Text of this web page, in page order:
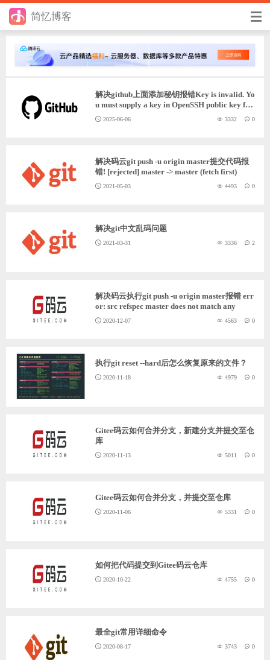
简忆博客
首页
前端
其它
优秀个人博客
省钱帮
解决github上面添加秘钥报错Key is invalid. Yo
u must supply a key in OpenSSH public key for
mat2025-06-06 3332 0
解决码云git push -u origin master提交代码报
错! [rejected] master -> master (fetch first)
2021-05-03 4493 0
解决git中文乱码问题
2021-03-31 3336 2
解决码云执行git push -u origin master报错 err
or: src refspec master does not match any
2020-12-07 4563 0
执行git reset --hard后怎么恢复原来的文件？
2020-11-18 4979 0
Gitee码云如何合并分支，新建分支并提交至仓
库
2020-11-13 5011 0
Gitee码云如何合并分支，并提交至仓库
2020-11-06 5331 0
如何把代码提交到Gitee码云仓库
2020-10-22 4755 0
最全git常用详细命令
2020-08-17 3743 0